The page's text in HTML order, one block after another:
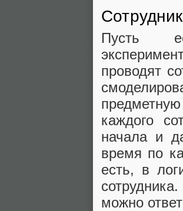
Пусть
проводят
каждого
начала и
время по
есть, в
можно